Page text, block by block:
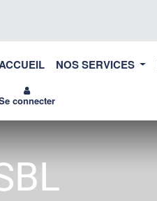
NOS SERVICES
connecter